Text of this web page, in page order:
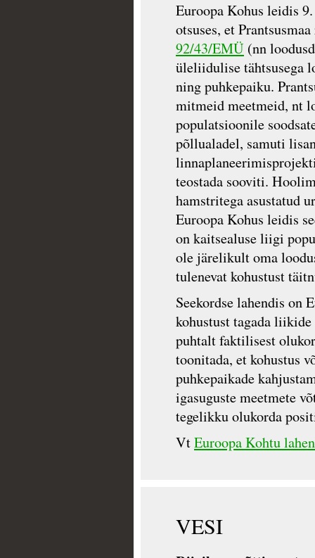
Euroopa Kohus leidis
otsuses, et
92/43/EMÜ (nn
üleliidulise tähtsusega
ning puhkepaiku.
mitmeid meetmeid, nt
populatsioonile
põllualadel, samuti
teostada sooviti.
hamstritega asustatud
Euroopa Kohus leidis
on kaitsealuse liigi
ole järelikult oma
tulenevat kohustust
Seekordse lahendis on
kohustust tagada
puhtalt faktilisest
toonitada, et kohustus
puhkepaikade
igasuguste meetmete
tegelikku olukorda
VtEuroopa Kohtu
VESI